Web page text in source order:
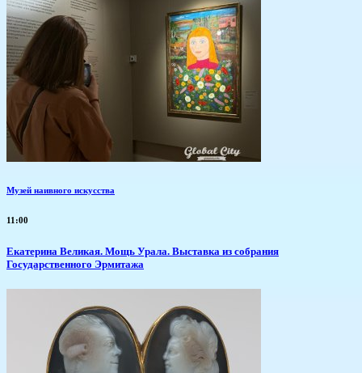
Музей наивного искусства
11:00
​Екатерина Великая. Мощь Урала. Выставка из собрания
Государственного Эрмитажа